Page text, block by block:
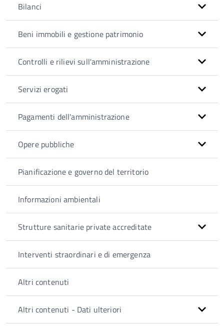
Bilanci
Beni immobili e gestione patrimonio
Controlli e rilievi sull'amministrazione
Servizi erogati
Pagamenti dell'amministrazione
Opere pubbliche
Pianificazione e governo del territorio
Informazioni ambientali
Strutture sanitarie private accreditate
Interventi straordinari e di emergenza
Altri contenuti
Altri contenuti - Dati ulteriori